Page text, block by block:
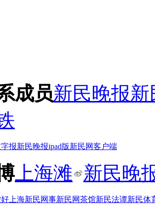
成员新民晚报新
报新民晚报ipad版新民网客户端
上海滩 新民晚
上海新民网事新民网茶馆新民法谭新民体